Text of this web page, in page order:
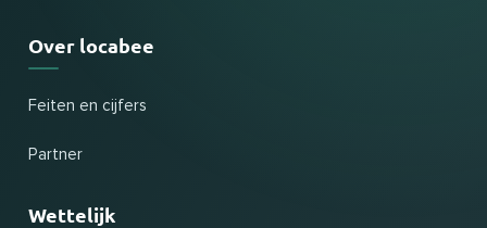
Over locabee
Feiten en cijfers
Partner
Wettelijk